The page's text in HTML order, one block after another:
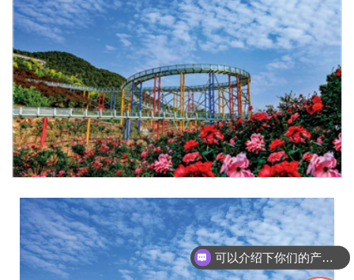
可以介绍下你们的产品么